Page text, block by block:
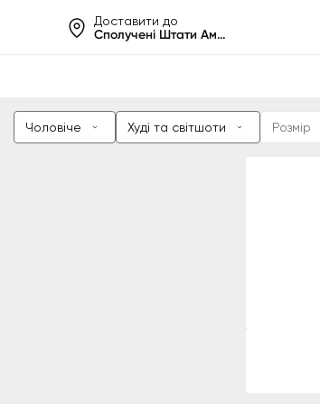
Доставити до
Сполучені Штати Америки
Чоловіче Худі та світшоти Розмір